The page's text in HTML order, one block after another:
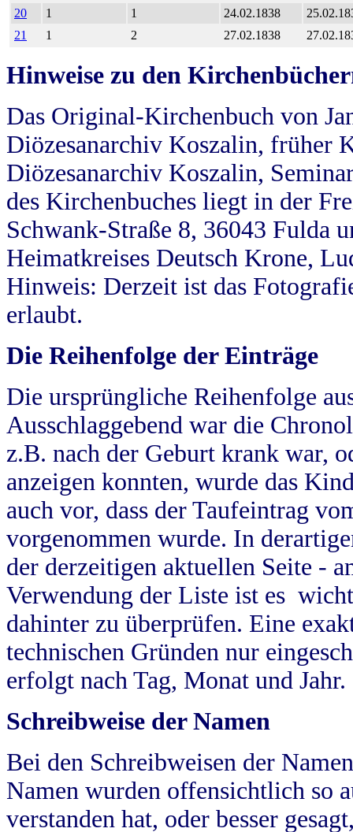
20
1 1 24.02.1838
21
1 2 27.02.1838
Hinweise zu den
Das Original-Kirchenbuch von
Diözesanarchiv Koszalin, früher
Diözesanarchiv Koszalin,
des Kirchenbuches liegt in der
Schwank-Straße 8, 36043 Fulda
Heimatkreises Deutsch Krone,
Hinweis: Derzeit ist das
erlaubt.
Die Reihenfolge der Einträge
Die ursprüngliche Reihenfolge
Ausschlaggebend war die
z.B. nach der Geburt krank war,
anzeigen konnten, wurde das
auch vor, dass der Taufeintrag
vorgenommen wurde. In
der derzeitigen aktuellen Seite -
Verwendung der Liste ist es
dahinter zu überprüfen. Eine
technischen Gründen nur
erfolgt nach Tag, Monat und Jahr.
Schreibweise der Namen
Bei den Schreibweisen der
Namen wurden offensichtlich so
verstanden hat, oder besser